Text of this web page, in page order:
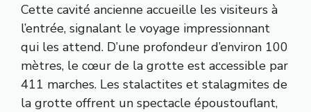
Cette cavité ancienne accueille les visiteurs à
l’entrée, signalant le voyage impressionnant
qui les attend. D’une profondeur d’environ 100
mètres, le cœur de la grotte est accessible par
411 marches. Les stalactites et stalagmites de
la grotte offrent un spectacle époustouflant,